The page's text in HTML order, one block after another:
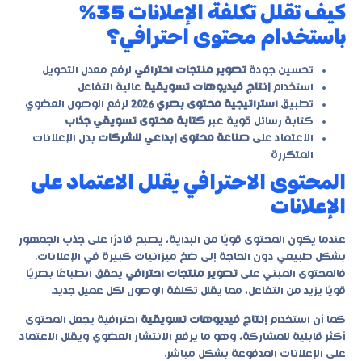
كيف تقلل تكلفة الإعلانات 35%
باستخدام محتوى احترافي؟
تحسين جودة تصوير منتجات احترافي لرفع معدل التحويل
استخدام إنتاج فيديوهات تسويقية عالية التفاعل
تطبيق استراتيجية محتوى بصري 2026
لرفع الوصول العضوي
كتابة رسائل قوية عبر كتابة محتوى تسويقي جذاب
الاعتماد على صناعة محتوى إبداعي للشركات بدل الإعلانات
المتكررة
المحتوى الاحترافي يقلل الاعتماد على
الإعلانات
عندما يكون المحتوى قويًا من البداية، يصبح قادرًا على جذب الجمهور
بشكل طبيعي دون الحاجة إلى ضخ ميزانيات كبيرة في الإعلانات.
فالمحتوى المبني على تصوير منتجات احترافي يحقق انطباعًا بصريًا
قويًا يزيد من التفاعل، مما يقلل تكلفة الوصول لكل عميل جديد.
كما أن استخدام إنتاج فيديوهات تسويقية احترافية يجعل المحتوى
أكثر قابلية للمشاركة، وهو ما يرفع الانتشار العضوي ويقلل الاعتماد
على الإعلانات المدفوعة بشكل مباشر.